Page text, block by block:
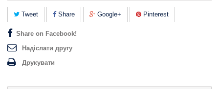
Tweet Share Google+ Pinterest
Share on Facebook!
Надіслати другу
Друкувати